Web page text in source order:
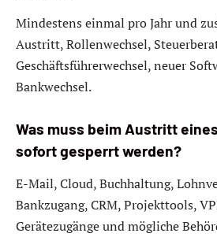
Mindestens einmal pro Jahr und
Austritt, Rollenwechsel,
Geschäftsführerwechsel, neuer
Bankwechsel.
Was muss beim Austritt
sofort gesperrt werden?
E-Mail, Cloud, Buchhaltung,
Bankzugang, CRM, Projekttools,
Gerätezugänge und mögliche